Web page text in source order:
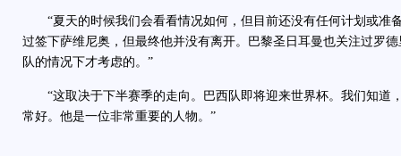
“夏天的时候我们会看看情况如何，但目前还没有任何计划或准
过签下萨维尼奥，但最终他并没有离开。巴黎圣日耳曼也关注过罗
队的情况下才考虑的。”
“这取决于下半赛季的走向。巴西队即将迎来世界杯。我们知道
常好。他是一位非常重要的人物。”